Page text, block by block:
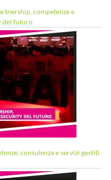
competenze e
del futuro
consulenza e servizi gestiti